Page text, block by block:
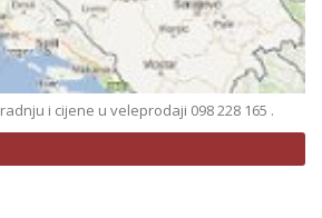
i cijene u veleprodaji 098 228 165 .